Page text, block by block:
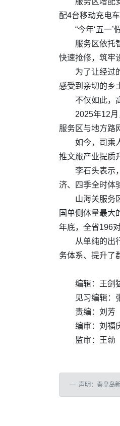
配4台移动充电
“今年‘五一
服务区依托
快速抢修，筑牢
为了让经过
感受到亲切的乡
不仅如此，
2025年12
服务区与地方路
如今，司乘
推文旅产业提质
李石头表示
济、四季全时体
山海关服务
国单侧体量最大
年底，全省196
从单纯的出
务体系、提升了
编辑：王剑
见习编辑：
责编：刘芳
编审：刘福
监审：王勍
声明：秦皇岛